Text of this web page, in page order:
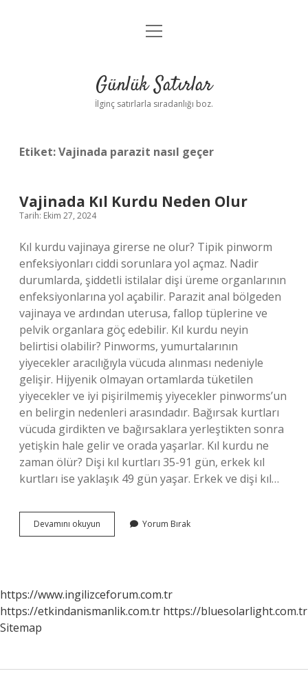
Anasayfa
Yasal Uyarı
menüyü
Günlük Satırlar
İlginç satırlarla sıradanlığı boz.
Etiket:Vajinada parazit nasıl geçer
Vajinada Kıl Kurdu Neden Olur
Tarih: Ekim 27, 2024
Kıl kurdu vajinaya girerse ne olur? Tipik pinworm
enfeksiyonları ciddi sorunlara yol açmaz. Nadir
durumlarda, şiddetli istilalar dişi üreme organlarının
enfeksiyonlarına yol açabilir. Parazit anal bölgeden
vajinaya ve ardından uterusa, fallop tüplerine ve
pelvik organlara göç edebilir. Kıl kurdu neyin
belirtisi olabilir? Pinworms, yumurtalarının
yiyecekler aracılığıyla vücuda alınması nedeniyle
gelişir. Hijyenik olmayan ortamlarda tüketilen
yiyecekler ve iyi pişirilmemiş yiyecekler pinworms’un
en belirgin nedenleri arasındadır. Bağırsak kurtları
vücuda girdikten ve bağırsaklara yerleştikten sonra
yetişkin hale gelir ve orada yaşarlar. Kıl kurdu ne
zaman ölür? Dişi kıl kurtları 35-91 gün, erkek kıl
kurtları ise yaklaşık 49 gün yaşar. Erkek ve dişi kıl…
Devamını okuyun Vajinada
Kıl
Yorum Bırak
https://www.ingilizceforum.com.tr
https://etkindanismanlik.com.tr https://bluesolarlight.com.tr
Sitemap